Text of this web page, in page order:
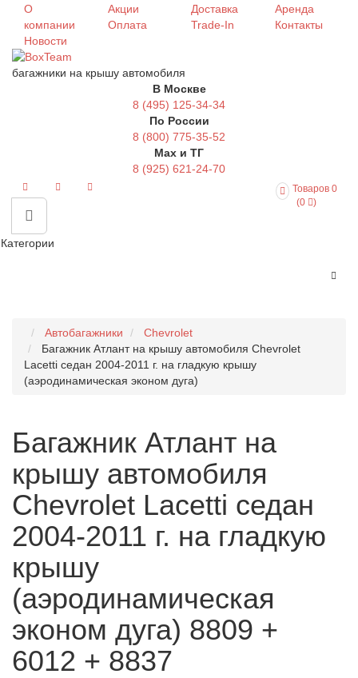
О
компании
Новости
Акции
Оплата
Доставка
Trade-In
Аренда
Контакты
багажники на крышу автомобиля
В Москве
8 (495) 125-34-34
По России
8 (800) 775-35-52
Max и ТГ
8 (925) 621-24-70
Товаров 0
(0
)
Категории
Автобагажники
Chevrolet
Багажник Атлант на крышу автомобиля Chevrolet
Lacetti седан 2004-2011 г. на гладкую крышу
(аэродинамическая эконом дуга)
Багажник Атлант на
крышу автомобиля
Chevrolet Lacetti седан
2004-2011 г. на гладкую
крышу
(аэродинамическая
эконом дуга) 8809 +
6012 + 8837